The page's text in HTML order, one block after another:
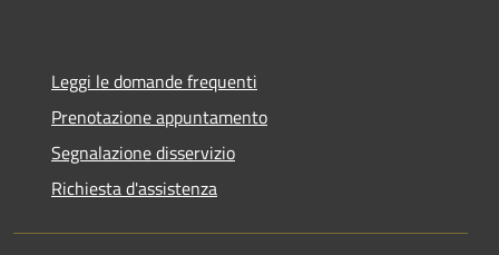
Leggi le domande frequenti
Prenotazione appuntamento
Segnalazione disservizio
Richiesta d'assistenza